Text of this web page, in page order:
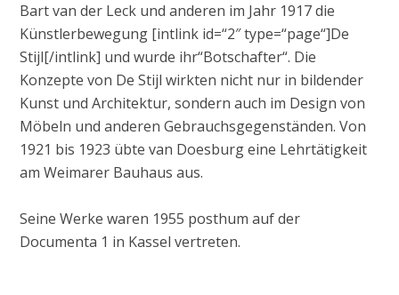
Bart van der Leck und anderen im Jahr 1917 die
Künstlerbewegung [intlink id=“2″ type=“page“]De
Stijl[/intlink] und wurde ihr“Botschafter“. Die
Konzepte von De Stijl wirkten nicht nur in bildender
Kunst und Architektur, sondern auch im Design von
Möbeln und anderen Gebrauchsgegenständen. Von
1921 bis 1923 übte van Doesburg eine Lehrtätigkeit
am Weimarer Bauhaus aus.
Seine Werke waren 1955 posthum auf der
Documenta 1 in Kassel vertreten.